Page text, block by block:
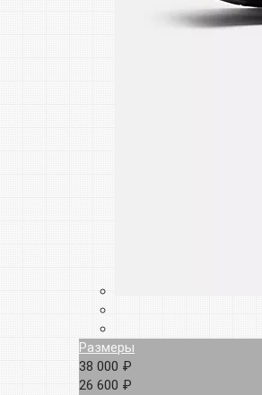
Размеры
38 000 ₽
26 600 ₽